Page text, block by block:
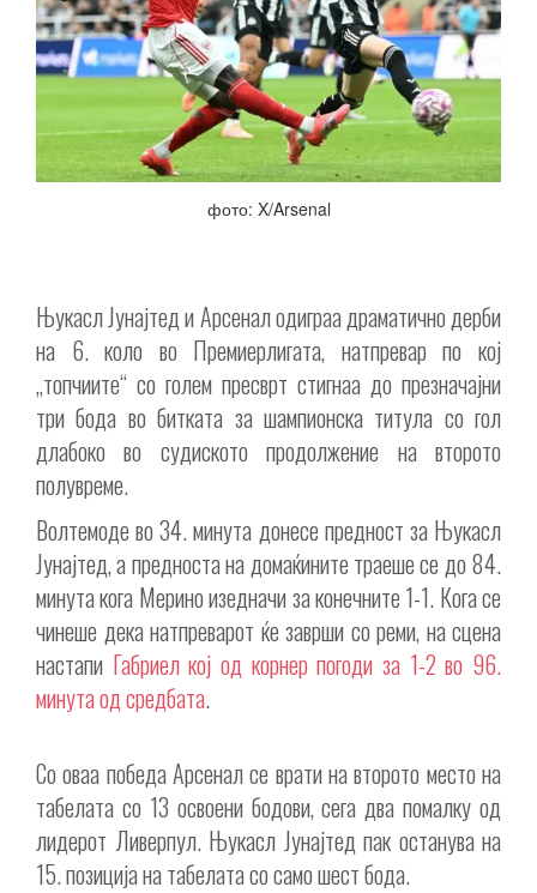
фото: X/Arsenal
Њукасл Јунајтед и Арсенал одиграа драматично дерби
на 6. коло во Премиерлигата, натпревар по кој
„топчиите“ со голем пресврт стигнаа до презначајни
три бода во битката за шампионска титула со гол
длабоко во судиското продолжение на второто
полувреме.
Волтемоде во 34. минута донесе предност за Њукасл
Јунајтед, а предноста на домаќините траеше се до 84.
минута кога Мерино изедначи за конечните 1-1. Кога се
чинеше дека натпреварот ќе заврши со реми, на сцена
настапи Габриел кој од корнер погоди за 1-2 во 96.
минута од средбата.
Со оваа победа Арсенал се врати на второто место на
табелата со 13 освоени бодови, сега два помалку од
лидерот Ливерпул. Њукасл Јунајтед пак останува на
15. позиција на табелата со само шест бода.